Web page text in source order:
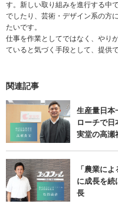
す。新しい取り組みを進行する中
でしたり、芸術・デザイン系の方
たいです。
仕事を作業としてではなく、やり
ていると気づく手段として、提供
関連記事
生産量日本
ローチで
実堂の高瀬
「農業に
に成長を
長